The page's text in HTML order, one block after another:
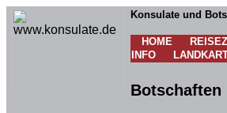
Konsulate und
HOME
INFO
Botschaften